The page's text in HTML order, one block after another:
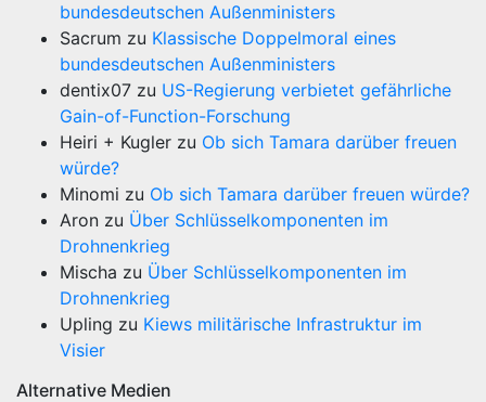
bundesdeutschen Außenministers
Sacrum zu Klassische Doppelmoral eines
bundesdeutschen Außenministers
dentix07 zu US-Regierung verbietet gefährliche
Gain-of-Function-Forschung
Heiri + Kugler zu Ob sich Tamara darüber freuen
würde?
Minomi zu Ob sich Tamara darüber freuen würde?
Aron zu Über Schlüsselkomponenten im
Drohnenkrieg
Mischa zu Über Schlüsselkomponenten im
Drohnenkrieg
Upling zu Kiews militärische Infrastruktur im
Visier
Alternative Medien